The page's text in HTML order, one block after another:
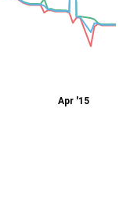
Apr '15